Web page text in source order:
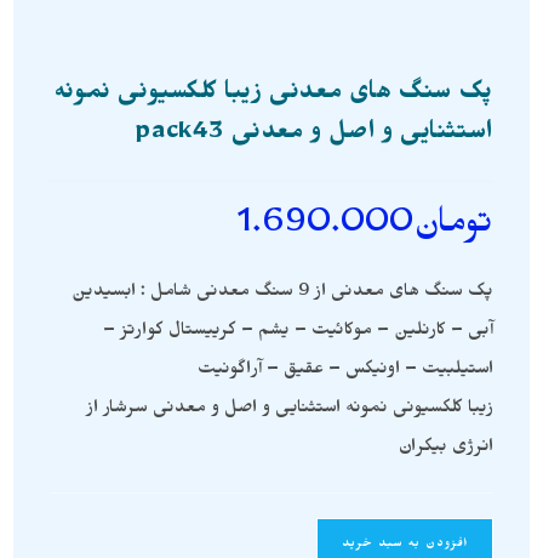
پک سنگ های معدنی زیبا کلکسیونی نمونه
استثنایی و اصل و معدنی pack43
تومان1.690.000
پک سنگ های معدنی از 9 سنگ معدنی شامل : ابسیدین
آبی – کارنلین – موکائیت – یشم – کرییستال کوارتز –
استیلبیت – اونیکس – عقیق – آراگونیت
زیبا کلکسیونی نمونه استثنایی و اصل و معدنی سرشار از
انرژی بیکران
افزودن به سبد خرید